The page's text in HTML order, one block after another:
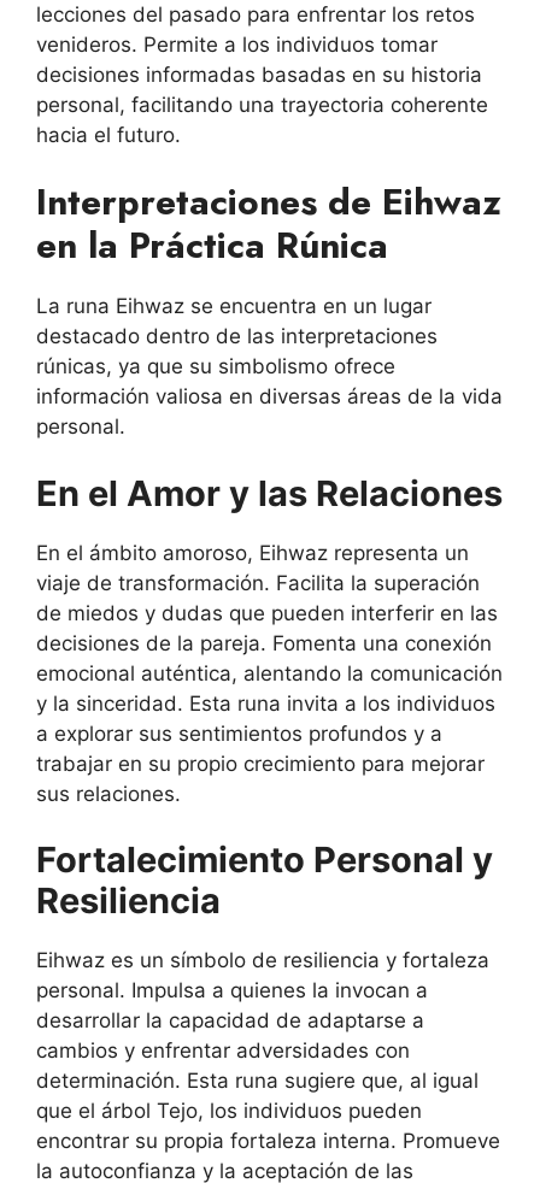
lecciones del pasado para enfrentar los retos
venideros. Permite a los individuos tomar
decisiones informadas basadas en su historia
personal, facilitando una trayectoria coherente
hacia el futuro.
Interpretaciones de Eihwaz
en la Práctica Rúnica
La runa Eihwaz se encuentra en un lugar
destacado dentro de las interpretaciones
rúnicas, ya que su simbolismo ofrece
información valiosa en diversas áreas de la vida
personal.
En el Amor y las Relaciones
En el ámbito amoroso, Eihwaz representa un
viaje de transformación. Facilita la superación
de miedos y dudas que pueden interferir en las
decisiones de la pareja. Fomenta una conexión
emocional auténtica, alentando la comunicación
y la sinceridad. Esta runa invita a los individuos
a explorar sus sentimientos profundos y a
trabajar en su propio crecimiento para mejorar
sus relaciones.
Fortalecimiento Personal y
Resiliencia
Eihwaz es un símbolo de resiliencia y fortaleza
personal. Impulsa a quienes la invocan a
desarrollar la capacidad de adaptarse a
cambios y enfrentar adversidades con
determinación. Esta runa sugiere que, al igual
que el árbol Tejo, los individuos pueden
encontrar su propia fortaleza interna. Promueve
la autoconfianza y la aceptación de las